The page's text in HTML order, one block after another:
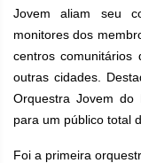
Jovem aliam seu
monitores dos
centros
outras cidades.
Orquestra Jovem do
para um público total
Foi a primeira